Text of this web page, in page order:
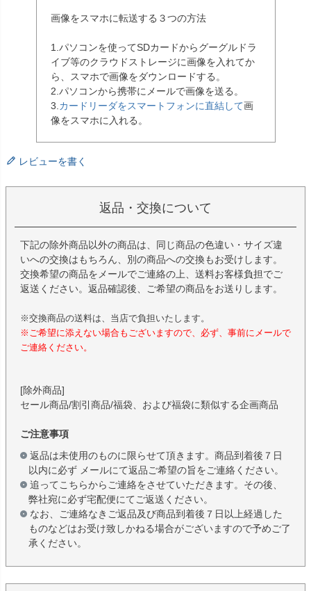
画像をスマホに転送する３つの方法
1.パソコンを使ってSDカードからグーグルドラ
イブ等のクラウドストレージに画像を入れてか
ら、スマホで画像をダウンロードする。
2.パソコンから携帯にメールで画像を送る。
3. カードリーダをスマートフォンに直結して画
像をスマホに入れる。
レビューを書く
返品・交換について
下記の除外商品以外の商品は、同じ商品の色違い・サイズ違
いへの交換はもちろん、別の商品への交換もお受けします。
交換希望の商品をメールでご連絡の上、送料お客様負担でご
返送ください。返品確認後、ご希望の商品をお送りします。
※交換商品の送料は、当店で負担いたします。
※ご希望に添えない場合もございますので、必ず、事前にメールで
ご連絡ください。
[除外商品]
セール商品/割引商品/福袋、および福袋に類似する企画商品
ご注意事項
返品は未使用のものに限らせて頂きます。商品到着後７日
以内に必ず メールにて返品ご希望の旨をご連絡ください。
追ってこちらからご連絡をさせていただきます。その後、
弊社宛に必ず宅配便にてご返送ください。
なお、ご連絡なきご返品及び商品到着後７日以上経過した
ものなどはお受け致しかねる場合がございますので予めご了
承ください。